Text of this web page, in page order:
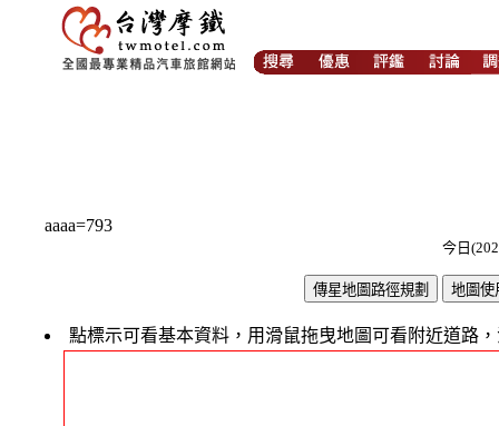
aaaa=793
今日
點標示可看基本資料，用滑鼠拖曳地圖可看附近道路